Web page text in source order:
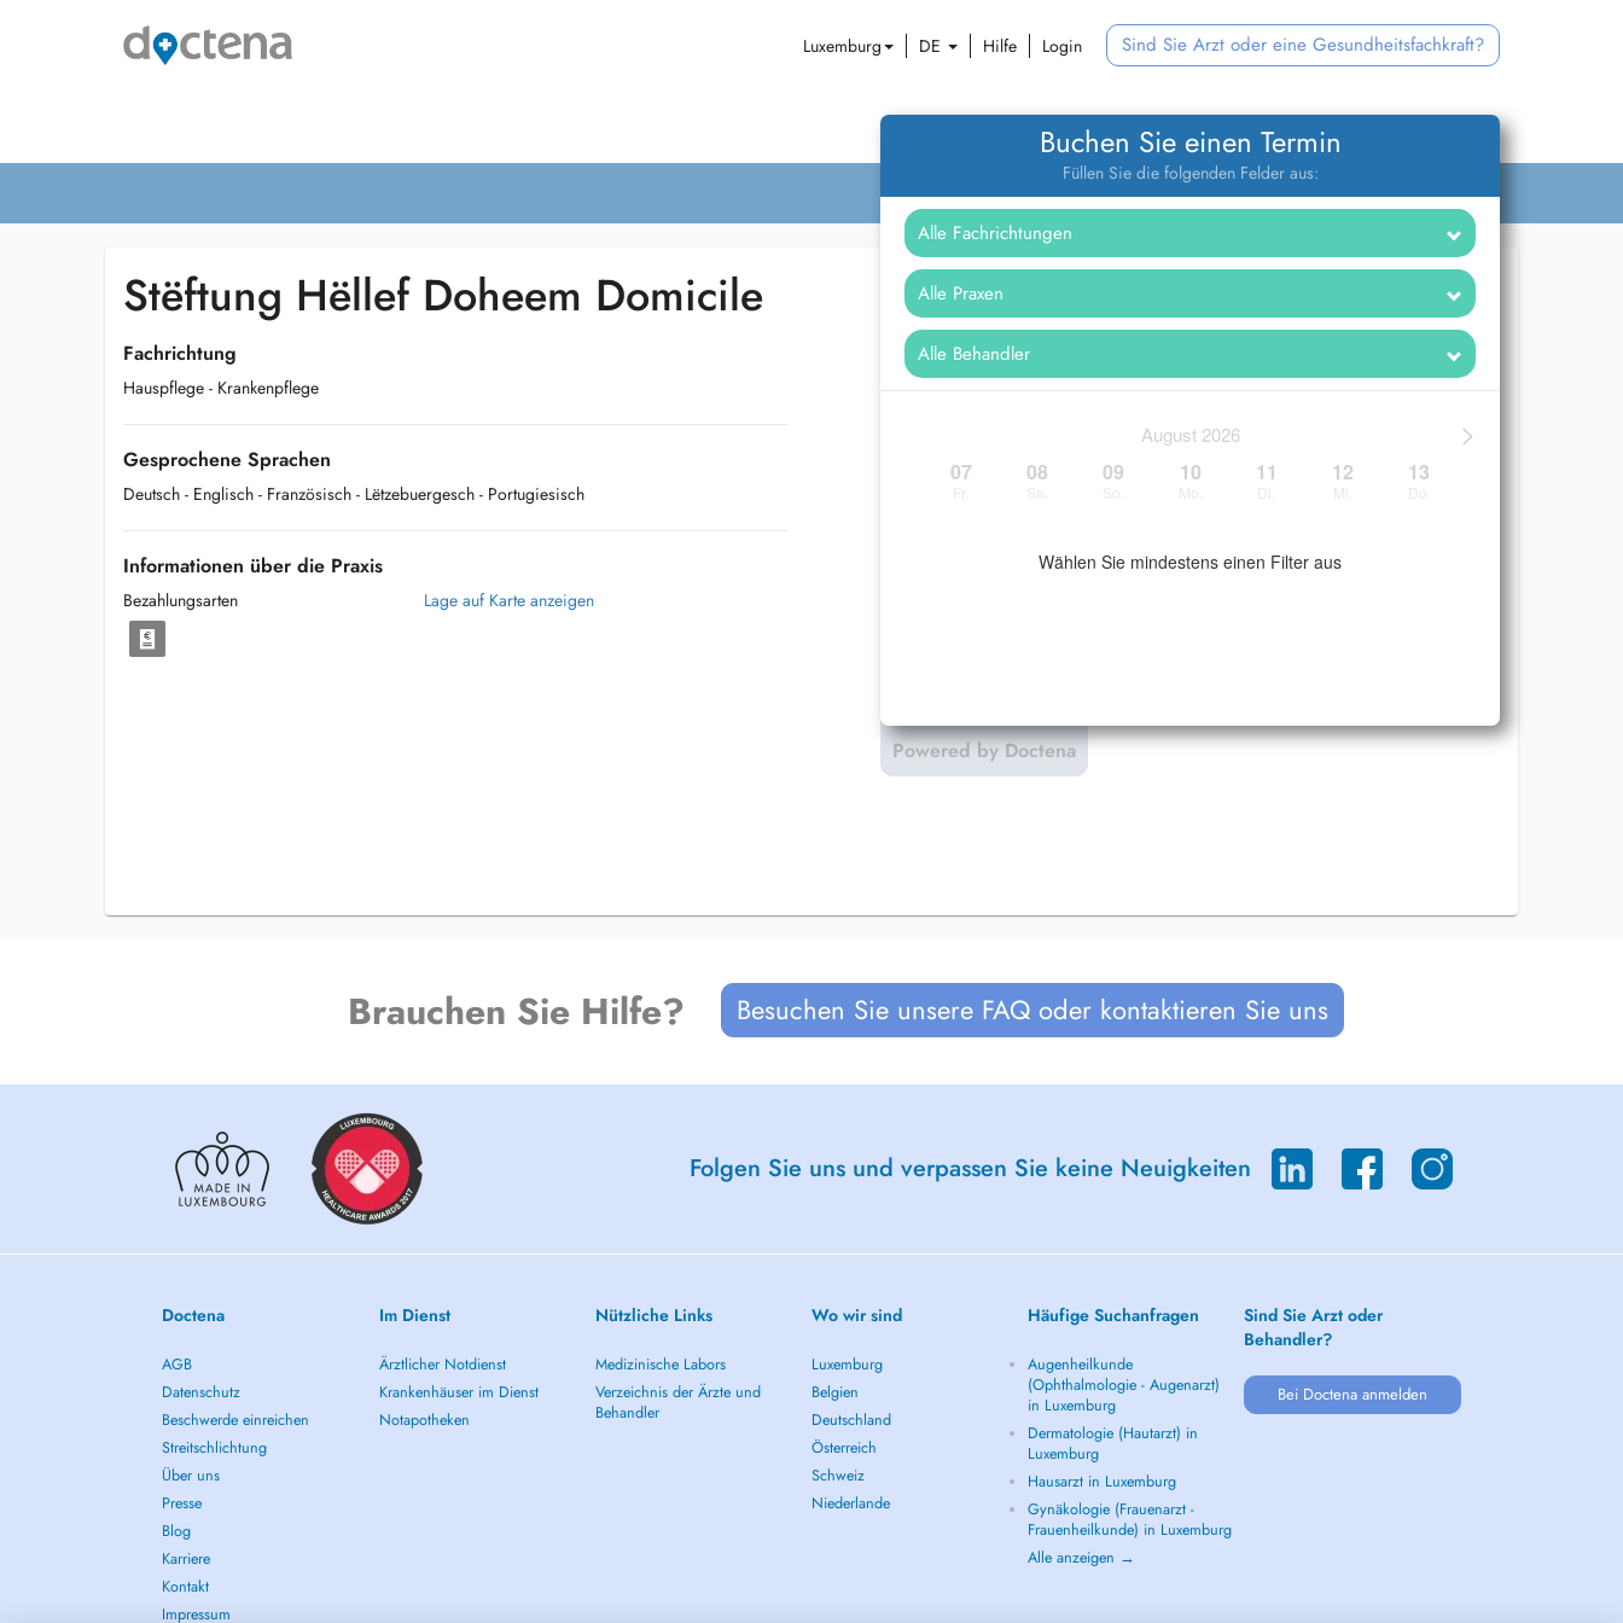
Luxemburg DE Hilfe Login Sind Sie Arzt oder eine Gesundheitsfachkraft?
Buchen Sie einen Termin
Füllen Sie die folgenden Felder aus:
>
August 2026
07 08 09 10 11 12 13
Wählen Sie mindestens einen Filter aus
Powered by Doctena
Stëftung Hëllef Doheem Domicile
Fachrichtung
Hauspflege - Krankenpflege
Gesprochene Sprachen
Deutsch - Englisch - Französisch - Lëtzebuergesch - Portugiesisch
Informationen über die Praxis
Bezahlungsarten Lage auf Karte anzeigen
Brauchen Sie Hilfe? Besuchen Sie unsere FAQ oder kontaktieren Sie uns
Folgen Sie uns und verpassen Sie keine Neuigkeiten
Doctena
AGB
Datenschutz
Beschwerde einreichen
Streitschlichtung
Über uns
Presse
Blog
Karriere
Kontakt
Impressum
Im Dienst
Ärztlicher Notdienst
Krankenhäuser im Dienst
Notapotheken
Nützliche Links
Medizinische Labors
Verzeichnis der Ärzte und
Behandler
Wo wir sind
Luxemburg
Belgien
Deutschland
Österreich
Schweiz
Niederlande
Häufige Suchanfragen
Augenheilkunde
(Ophthalmologie - Augenarzt)
in Luxemburg
Dermatologie (Hautarzt) in
Luxemburg
Hausarzt in Luxemburg
Gynäkologie (Frauenarzt -
Frauenheilkunde) in Luxemburg
Alle anzeigen →
Sind Sie Arzt oder
Behandler?
Bei Doctena anmelden